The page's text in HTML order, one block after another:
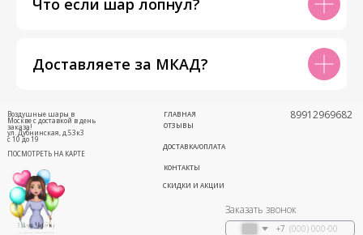
Что если шар лопнул?
Доставляете за МКАД?
ул. Дубнинская, д.53к3
с 10 до 19
ПОСМОТРЕТЬ НА КАРТЕ
ОТЗЫВЫ
ГЛАВНАЯ
ДОСТАВКА/ОПЛАТА
СКИДКИ И АКЦИИ
КОНТАКТЫ
89912969682
Воздушные шары в
Москве с доставкой в день
заказа!
Заказать звонок
+7